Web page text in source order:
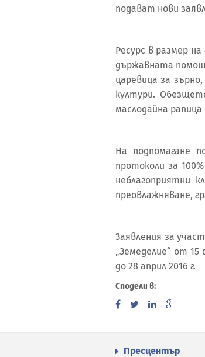
подават нови
Ресурс в размер
държавната
царевица за
култури.
маслодайна рапица
На подпомагане
протоколи за
неблагоприятни
преовлажняване,
Заявления за
„Земеделие“ от
до 28 април 2016 г.
Сподели в:
Пресцентър